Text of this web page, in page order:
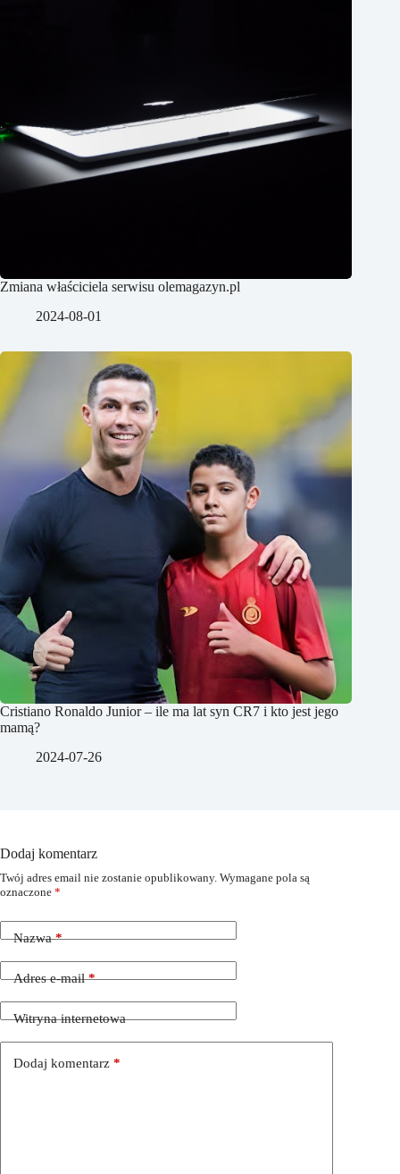
Zmiana właściciela serwisu olemagazyn.pl
2024-08-01
Cristiano Ronaldo Junior – ile ma lat syn CR7 i kto jest jego
mamą?
2024-07-26
Dodaj komentarz
Twój adres email nie zostanie opublikowany. Wymagane pola są
oznaczone *
Nazwa*
Adres e-mail*
Witryna internetowa
Dodaj komentarz *